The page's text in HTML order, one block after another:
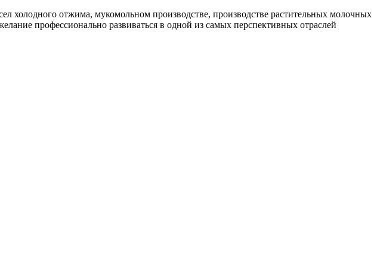
холодного отжима, мукомольном производстве, производстве растительных молочных
профессионально развиваться в одной из самых перспективных отраслей